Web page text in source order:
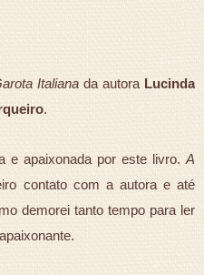
Italiana da autora Lucinda
.
e apaixonada por este livro. A
contato com a autora e até
demorei tanto tempo para ler